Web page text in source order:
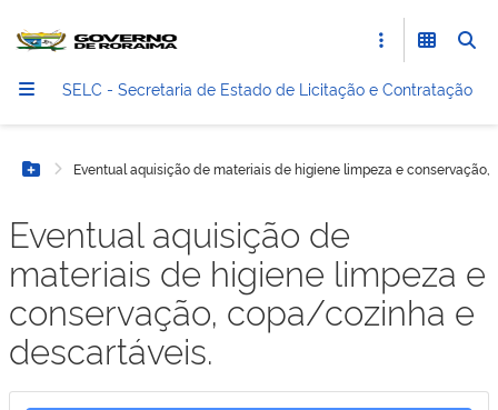
SELC - Secretaria de Estado de Licitação e Contratação
Botão Menu
Eventual aquisição de materiais de higiene limpeza e
Eventual aquisição de
materiais de higiene limpeza e
conservação, copa/cozinha e
descartáveis.